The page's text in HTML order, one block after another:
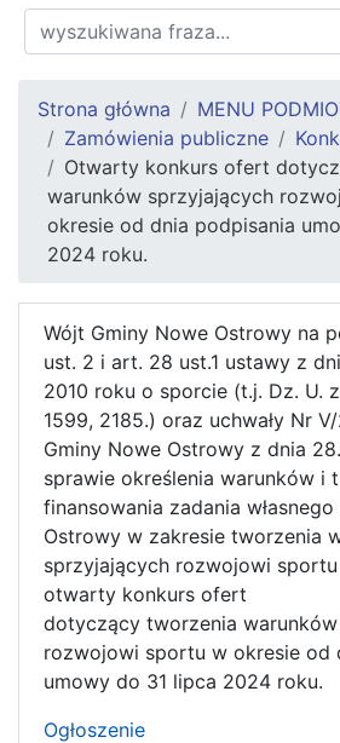
Strona główna
MENU
Zamówienia publiczne
Otwarty konkurs ofert
warunków sprzyjających
okresie od dnia podpisania
2024 roku.
Wójt Gminy Nowe Ostrowy na
ust. 2 i art. 28 ust.1 ustawy z
2010 roku o sporcie (t.j. Dz. U.
1599, 2185.) oraz uchwały Nr
Gminy Nowe Ostrowy z dnia
sprawie określenia warunków i
finansowania zadania
Ostrowy w zakresie tworzenia
sprzyjających rozwojowi
otwarty konkurs ofert
dotyczący tworzenia
rozwojowi sportu w okresie od
umowy do 31 lipca 2024 roku.
Ogłoszenie